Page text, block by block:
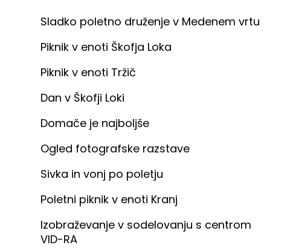
Sladko poletno druženje v Medenem vrtu
Piknik v enoti Škofja Loka
Piknik v enoti Tržič
Dan v Škofji Loki
Domače je najboljše
Ogled fotografske razstave
Sivka in vonj po poletju
Poletni piknik v enoti Kranj
Izobraževanje v sodelovanju s centrom
VID-RA